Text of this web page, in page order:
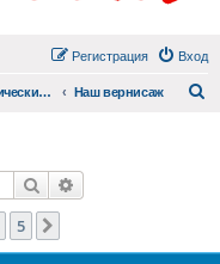
Вход
Регистрация
Практический раздел Наш вернисаж
Поиск
5